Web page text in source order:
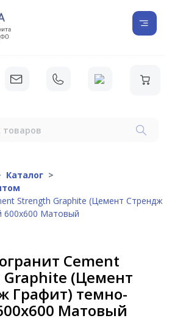
Каталог
Strength Graphite (Цемент Стрендж
600х600 Матовый
Cement
(Цемент
Графит) темно-
Матовый